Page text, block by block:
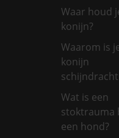
Waar houd
konijn?
Waarom is
konijn
Wat is een
stoktrauma
een hond?